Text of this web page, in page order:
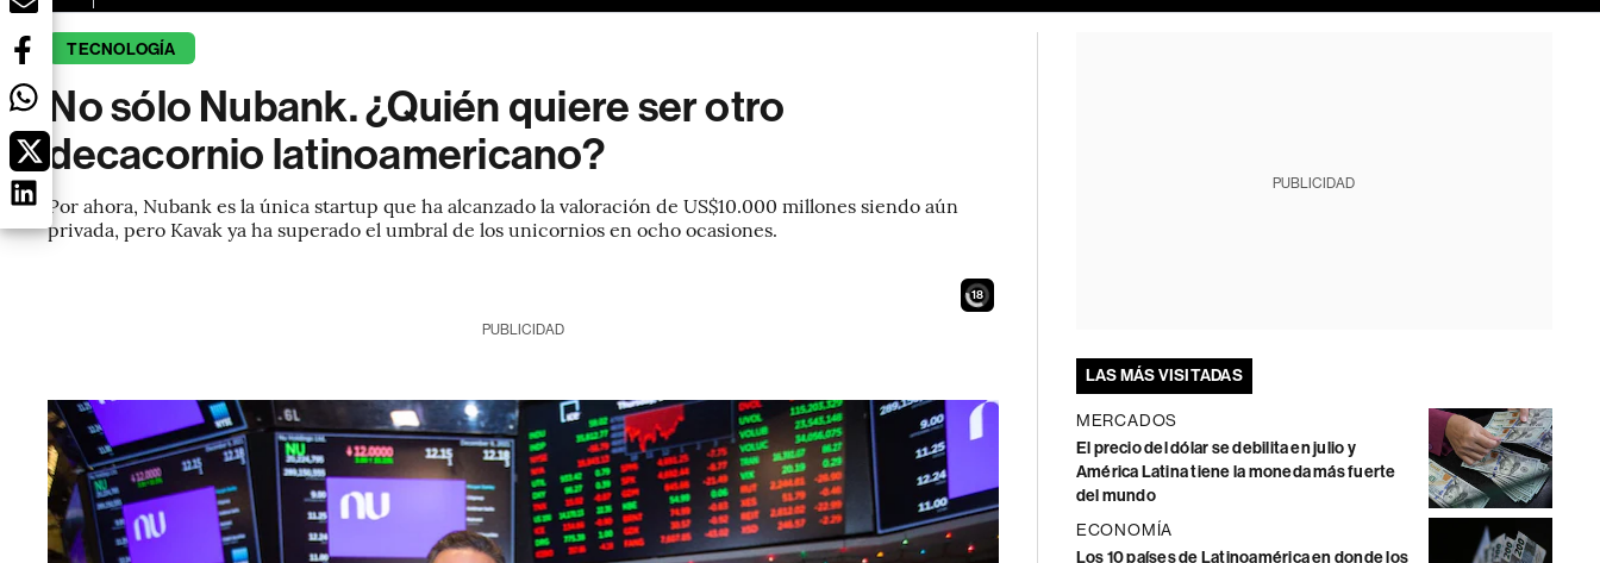
TECNOLOGÍA
No sólo Nubank. ¿Quién quiere ser otro
decacornio latinoamericano?
Por ahora, Nubank es la única startup que ha alcanzado la valoración de US$10.000 millones siendo aún
privada, pero Kavak ya ha superado el umbral de los unicornios en ocho ocasiones.
16
PUBLICIDAD
PUBLICIDAD
LAS MÁS VISITADAS
MERCADOS
El precio del dólar se debilita en julio y
América Latina tiene la moneda más fuerte
del mundo
ECONOMÍA
Los 10 países de Latinoamérica en donde los